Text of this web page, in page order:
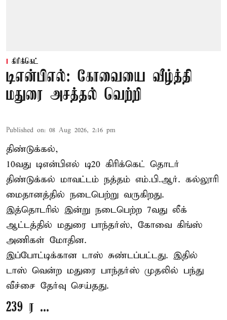
கிரிக்கெட்
டிஎன்பிஎல்: கோவையை வீழ்த்தி
மதுரை அசத்தல் வெற்றி
Published on: 08 Aug 2026, 2:16 pm
திண்டுக்கல்,
10வது டிஎன்பிஎல் டி20 கிரிக்கெட் தொடர்
திண்டுக்கல் மாவட்டம் நத்தம் எம்.பி.ஆர். கல்லூரி
மைதானத்தில் நடைபெற்று வருகிறது.
இத்தொடரில் இன்று நடைபெற்ற 7வது லீக்
ஆட்டத்தில் மதுரை பாந்தர்ஸ், கோவை கிங்ஸ்
அணிகள் மோதின.
இப்போட்டிக்கான டாஸ் சுண்டப்பட்டது. இதில்
டாஸ் வென்ற மதுரை பாந்தர்ஸ் முதலில் பந்து
வீச்சை தேர்வு செய்தது.
239 ர ...